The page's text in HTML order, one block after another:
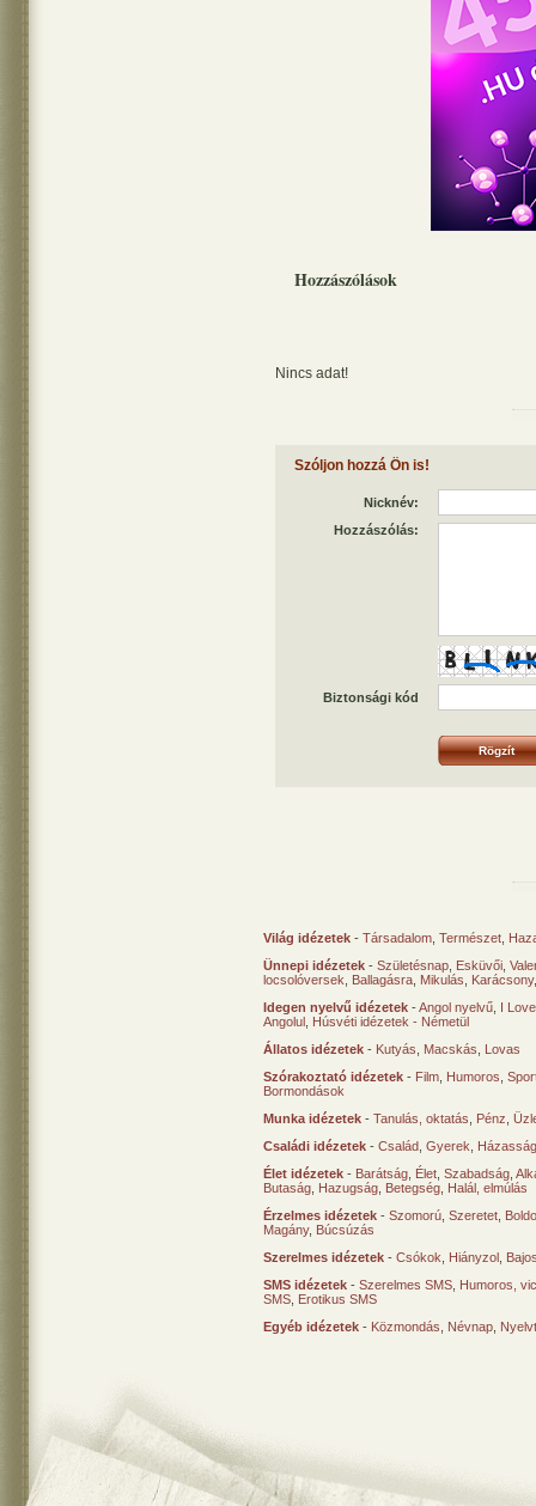
Hozzászólások
Nincs adat!
Szóljon hozzá Ön is!
Nicknév:
Hozzászólás:
Biztonsági kód
Világ idézetek - Társadalom Természet
Ünnepi idézetek - Születésnap Esküvői
locsolóversek
Ballagásra Mikulás Karácsony
Idegen nyelvű idézetek -Angol nyelvű I
Angolul Húsvéti idézetek - Németül
Állatos idézetek - Kutyás Macskás
Lovas
Szórakoztató idézetek - Film Humoros
Bormondások
Munka idézetek - Tanulás, oktatás Pénz
Családi idézetek - Család Gyerek
Élet idézetek - Barátság Élet Szabadság
Butaság Hazugság Betegség Halál, elmúlás
Érzelmes idézetek - Szomorú Szeretet
Magány, Búcsúzás
Szerelmes idézetek - Csókok Hiányzol
SMS idézetek - Szerelmes SMS Humoros,
SMS Erotikus SMS
Egyéb idézetek - Közmondás Névnap